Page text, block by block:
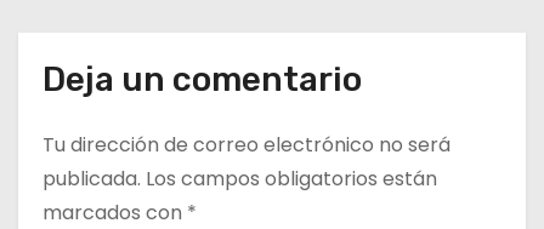
d
a
s
Deja un comentario
Tu dirección de correo electrónico no será
publicada. Los campos obligatorios están
marcados con *